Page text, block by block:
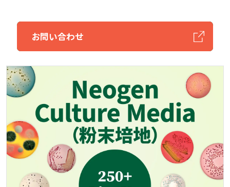
お問い合わせ